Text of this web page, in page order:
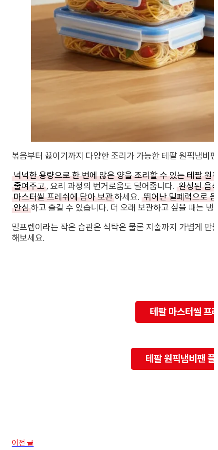
볶음부터 끓이기까지 다양한 조리가 가능한 테팔 원픽냄비
넉넉한 용량으로 한 번에 많은 양을 조리할 수 있는 테팔
줄여주고 , 요리 과정의 번거로움도 덜어줍니다.완성된 음
마스터씰 프레쉬에 담아 보관하세요.뛰어난 밀폐력으로
안심하고 즐길 수 있습니다. 더 오래 보관하고 싶을 때는
밀프렙이라는 작은 습관은 식탁은 물론 지출까지 가볍게
해보세요.
테팔 마스터씰 프
테팔 원픽냄비팬
이전 글